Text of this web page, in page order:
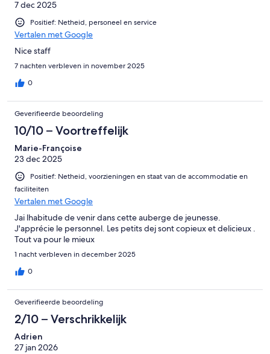
7 dec 2025
Positief: Netheid, personeel en service
Vertalen met Google
Nice staff
7 nachten verbleven in november 2025
0
Geverifieerde beoordeling
10/10 – Voortreffelijk
Marie-Françoise
23 dec 2025
Positief: Netheid, voorzieningen en staat van de accommodatie en
faciliteiten
Vertalen met Google
Jai lhabitude de venir dans cette auberge de jeunesse.
J'apprécie le personnel. Les petits dej sont copieux et delicieux .
Tout va pour le mieux
1 nacht verbleven in december 2025
0
Geverifieerde beoordeling
2/10 – Verschrikkelijk
Adrien
27 jan 2026